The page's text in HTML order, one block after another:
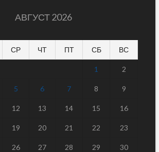
АВГУСТ 2026
СР ЧТ ПТ СБ ВС
1 2
5 6 7 8 9
12 13 14 15 16
19 20 21 22 23
26 27 28 29 30